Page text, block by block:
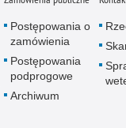
Postępowania o
zamówienia
Postępowania
podprogowe
Archiwum